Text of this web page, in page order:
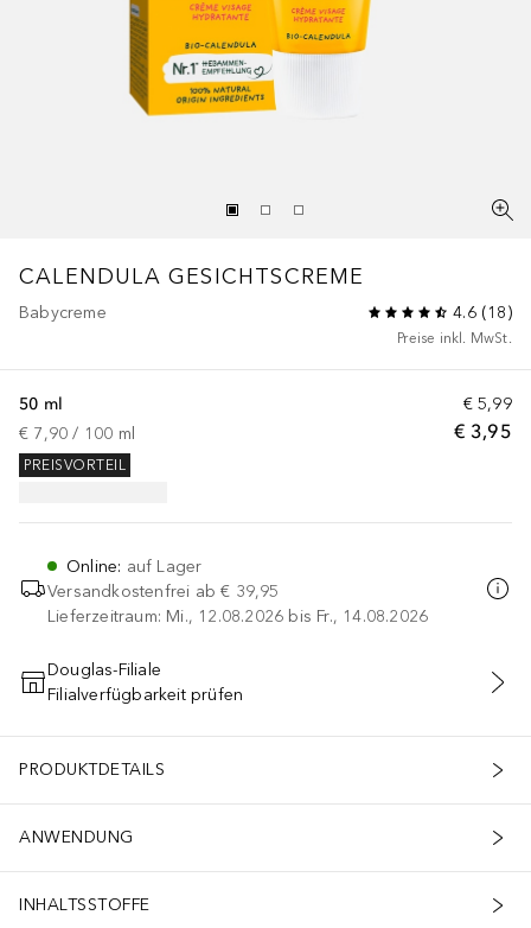
CALENDULA GESICHTSCREME
Babycreme 4.6(18)
Preise inkl. MwSt.
€ 5,99
€ 3,95
50 ml
€ 7,90 / 100 ml
PREISVORTEIL
Online: auf Lager
Versandkostenfrei ab € 39,95
Lieferzeitraum: Mi., 12.08.2026 bis Fr., 14.08.2026
IN DEN WARENKORB
Douglas-Filiale
Filialverfügbarkeit prüfen
PRODUKTDETAILS
ANWENDUNG
INHALTSSTOFFE